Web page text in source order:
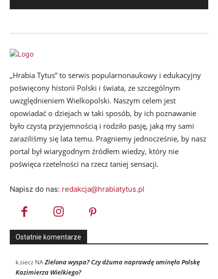
„Hrabia Tytus” to serwis popularnonaukowy i edukacyjny
poświęcony historii Polski i świata, ze szczególnym
uwzględnieniem Wielkopolski. Naszym celem jest
opowiadać o dziejach w taki sposób, by ich poznawanie
było czystą przyjemnością i rodziło pasję, jaką my sami
zaraziliśmy się lata temu. Pragniemy jednocześnie, by nasz
portal był wiarygodnym źródłem wiedzy, który nie
poświęca rzetelności na rzecz taniej sensacji.
Napisz do nas: redakcja@hrabiatytus.pl
Ostatnie komentarze
k.siecz NAZielona wyspa? Czy dżuma naprawdę ominęła Polskę
Kazimierza Wielkiego?